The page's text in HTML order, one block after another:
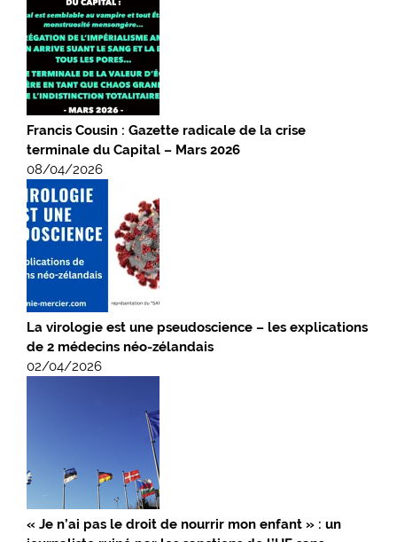
Francis Cousin : Gazette radicale de la crise
terminale du Capital – Mars 2026
08/04/2026
La virologie est une pseudoscience – les explications
de 2 médecins néo-zélandais
02/04/2026
« Je n’ai pas le droit de nourrir mon enfant » : un